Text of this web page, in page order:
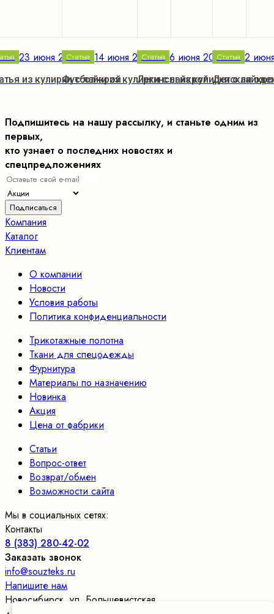
23 июня 2023 г.
из кулирки с лайкрой
Статья 14 июня 2023 г.
Футболки из кулирки с лайкрой
Статья 6 июня 2023 г.
Легинсы из кулирки с
Статья 2
Детская
Подпишитесь на нашу рассылку, и станьте одним из
первых,
кто узнает о последних новостях и
спецпредложениях
Компания
Каталог
Клиентам
О компании
Новости
Условия работы
Политика конфиденциальности
Трикотажные полотна
Ткани для спецодежды
Фурнитура
Материалы по назначению
Новинка
Акция
Цена от фабрики
Статьи
Вопрос-ответ
Возврат/обмен
Возможности сайта
Мы в социальных сетях:
Контакты
8 (383) 280-42-02
Заказать звонок
info@souzteks.ru
Напишите нам
Новосибирск ул. Большевистская,